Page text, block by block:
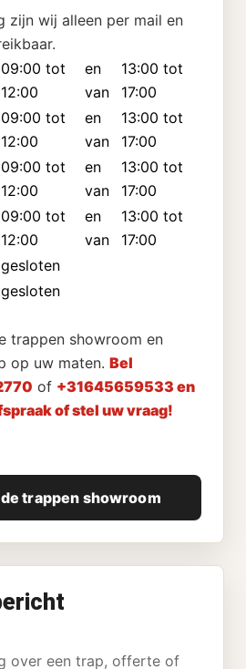
zijn wij alleen per mail en
09:00 tot
12:00
en
van
13:00 tot
17:00
09:00 tot
12:00
en
van
13:00 tot
17:00
09:00 tot
12:00
en
van
13:00 tot
17:00
09:00 tot
12:00
en
van
13:00 tot
17:00
gesloten
gesloten
trappen showroom en
op uw maten. Bel
of +31645659533 en
of stel uw vraag!
trappen showroom
over een trap, offerte of